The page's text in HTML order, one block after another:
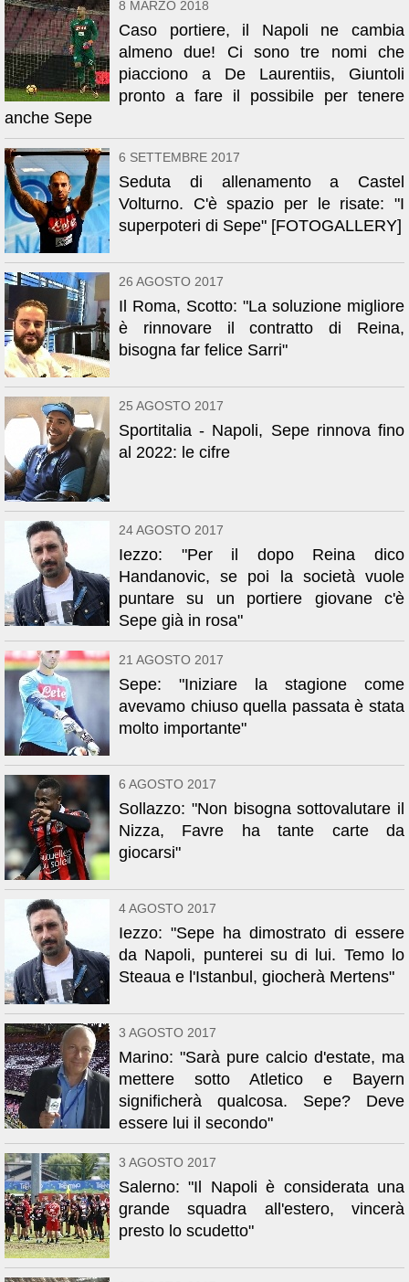
8 MARZO 2018
Caso portiere, il Napoli ne cambia
almeno due! Ci sono tre nomi che
piacciono a De Laurentiis, Giuntoli
pronto a fare il possibile per tenere
anche Sepe
6 SETTEMBRE 2017
Seduta di allenamento a Castel
Volturno. C'è spazio per le risate: "I
superpoteri di Sepe" [FOTOGALLERY]
26 AGOSTO 2017
Il Roma, Scotto: "La soluzione migliore
è rinnovare il contratto di Reina,
bisogna far felice Sarri"
25 AGOSTO 2017
Sportitalia - Napoli, Sepe rinnova fino
al 2022: le cifre
24 AGOSTO 2017
Iezzo: "Per il dopo Reina dico
Handanovic, se poi la società vuole
puntare su un portiere giovane c'è
Sepe già in rosa"
21 AGOSTO 2017
Sepe: "Iniziare la stagione come
avevamo chiuso quella passata è stata
molto importante"
6 AGOSTO 2017
Sollazzo: "Non bisogna sottovalutare il
Nizza, Favre ha tante carte da
giocarsi"
4 AGOSTO 2017
Iezzo: "Sepe ha dimostrato di essere
da Napoli, punterei su di lui. Temo lo
Steaua e l'Istanbul, giocherà Mertens"
3 AGOSTO 2017
Marino: "Sarà pure calcio d'estate, ma
mettere sotto Atletico e Bayern
significherà qualcosa. Sepe? Deve
essere lui il secondo"
3 AGOSTO 2017
Salerno: "Il Napoli è considerata una
grande squadra all'estero, vincerà
presto lo scudetto"